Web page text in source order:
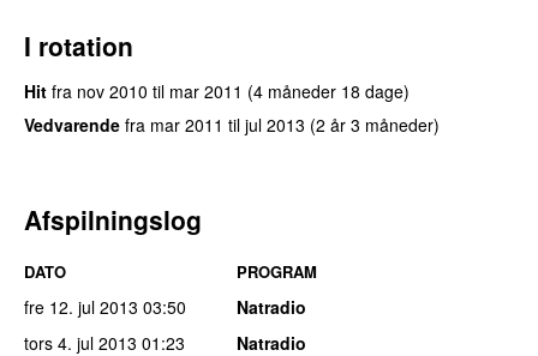
I rotation
Hit fra nov 2010 til mar 2011 (4 måneder 18 dage)
Vedvarende fra mar 2011 til jul 2013 (2 år 3 måneder)
Afspilningslog
DATO PROGRAM
fre 12. jul 2013 03:50
Natradio
tors 4. jul 2013 01:23
Natradio